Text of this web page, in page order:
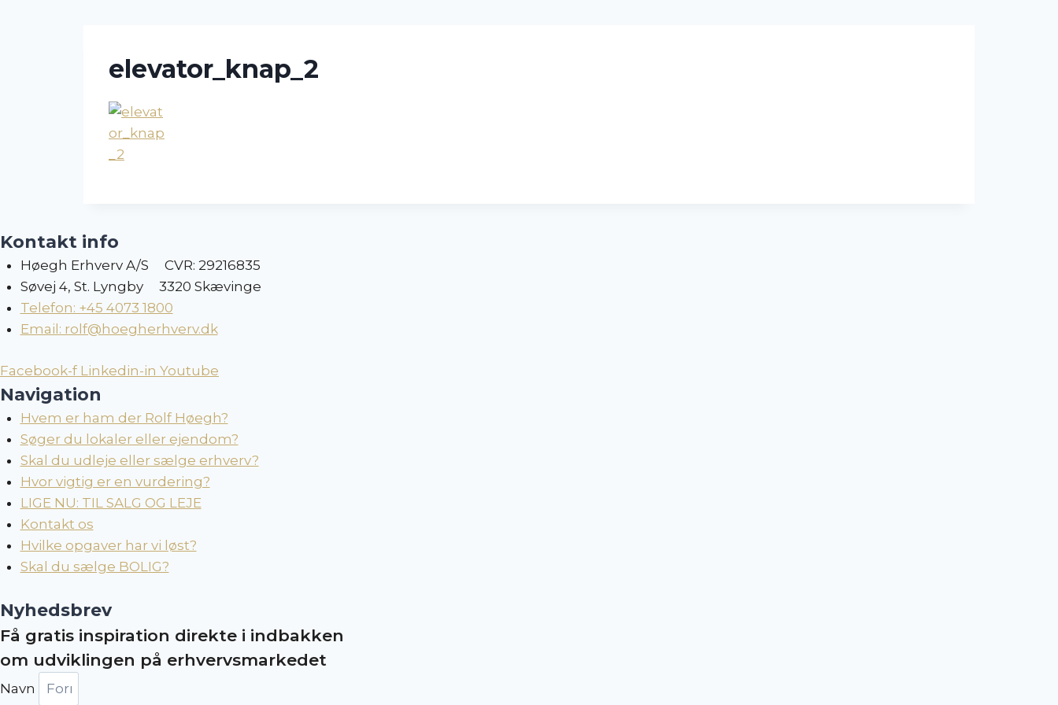
elevator_knap_2
Kontakt info
Høegh Erhverv A/S CVR: 29216835
Søvej 4, St. Lyngby 3320 Skævinge
Telefon: +45 4073 1800
Email: rolf@hoegherhverv.dk
Facebook-f Linkedin-in Youtube
Navigation
Hvem er ham der Rolf Høegh?
Søger du lokaler eller ejendom?
Skal du udleje eller sælge erhverv?
Hvor vigtig er en vurdering?
LIGE NU: TIL SALG OG LEJE
Kontakt os
Hvilke opgaver har vi løst?
Skal du sælge BOLIG?
Nyhedsbrev
Få gratis inspiration direkte i indbakken
om udviklingen på erhvervsmarkedet
Navn